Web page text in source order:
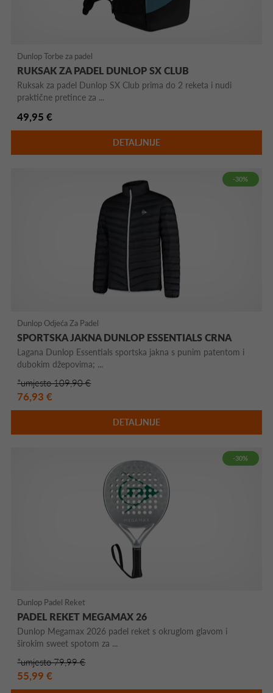
Dunlop Torbe za padel
RUKSAK ZA PADEL DUNLOP SX CLUB
Ruksak za padel Dunlop SX Club prima do 2 reketa i nudi
praktične pretince za ...
49,95 €
DETALJNIJE
-30%
Dunlop Odjeća Za Padel
SPORTSKA JAKNA DUNLOP ESSENTIALS CRNA
Lagana Dunlop Essentials sportska jakna s punim patentom i
dubokim džepovima; ...
*umjesto 109,90 €
76,93 €
DETALJNIJE
-30%
Dunlop Padel Reket
PADEL REKET MEGAMAX 26
Dunlop Megamax 2026 padel reket s okruglom glavom i
širokim sweet spotom za ...
*umjesto 79,99 €
55,99 €